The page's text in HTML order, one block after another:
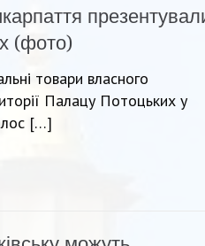
(фото)
товари власного
Палацу Потоцьких у
[…]